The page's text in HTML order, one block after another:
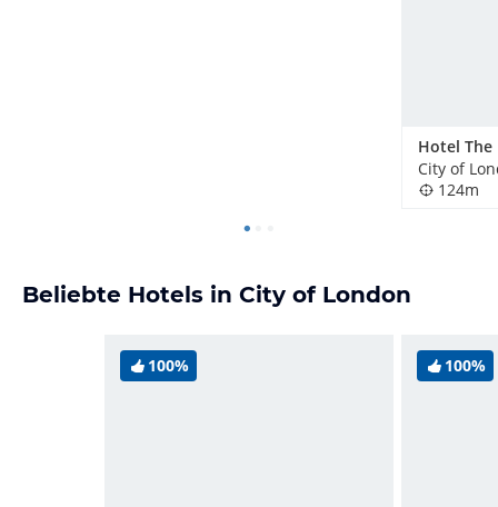
Hotel
City of
124m
Beliebte Hotels in City of London
100% 100%